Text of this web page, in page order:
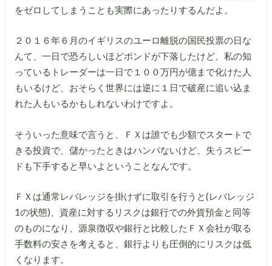
をゼロしてしまうことも実際にあったりするんだよ。
２０１６年６月のイギリスのユーロ離脱の国民投票の日な
んて、一日で恐ろしいほどポンドが下落したけど、私の知
っているトレーダーは一日で１００万円が億まで化けた人
もいるけど、おそらく世界には逆に１日で破産に追い込ま
れた人もいるかもしれないわけですよ。
そういった意味で言うと、ＦＸは誰でも少額でスタートで
きる投資で、儲かったときはハンパないけど、失うスピー
ドも下手すると早いよということなんです。
ＦＸは通常レバレッジを掛けずに取引を行うと(レバレッジ
1の状態)、資産に対するリスクは銀行での外貨預金と同等
のものになり、源泉徴収や銀行と比較したＦＸ会社が取る
手数料の安さを考えると、銀行よりも圧倒的にリスクは低
くなります。